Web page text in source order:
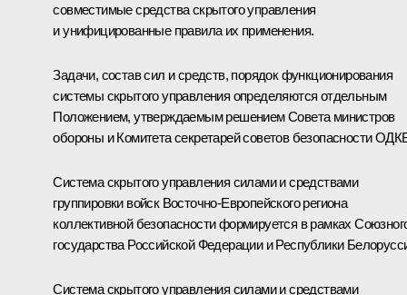
совместимые средства скрытого управления
и унифицированные правила их применения.
Задачи, состав сил и средств, порядок функционирования
системы скрытого управления определяются отдельным
Положением, утверждаемым решением Совета министров
обороны и Комитета секретарей советов безопасности
Система скрытого управления силами и средствами
группировки войск Восточно-Европейского региона
коллективной безопасности формируется в рамках
государства Российской Федерации и Республики
Система скрытого управления силами и средствами